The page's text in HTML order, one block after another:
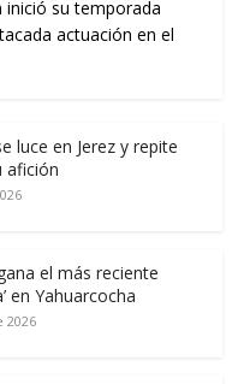
su temporada
actuación en el
luce en Jerez y repite
afición
el más reciente
en Yahuarcocha
2026